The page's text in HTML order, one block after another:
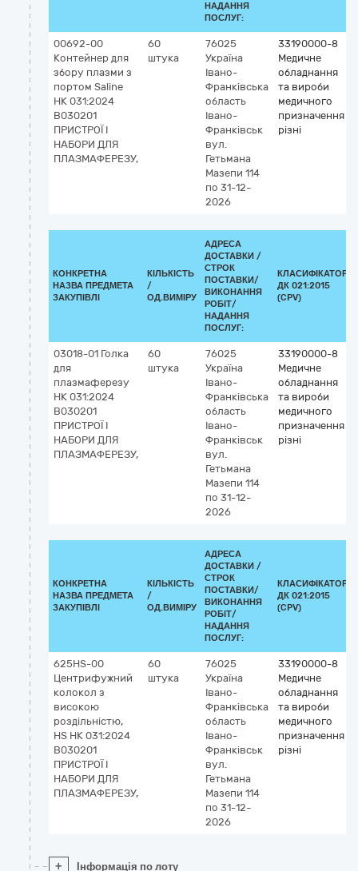
НАДАННЯ
ПОСЛУГ:
00692-00
Контейнер для
збору плазми з
портом Saline
НК 031:2024
B030201
ПРИСТРОЇ І
НАБОРИ ДЛЯ
ПЛАЗМАФЕРЕЗУ,
60
штука
76025
Україна
Івано-
Франківська
область
Івано-
Франківськ
вул.
Гетьмана
Мазепи 114
по 31-12-
2026
33190000-8
Медичне
обладнання
та вироби
медичного
призначення
різні
КОНКРЕТНА
НАЗВА ПРЕДМЕТА
ЗАКУПІВЛІ
КІЛЬКІСТЬ
/
ОД.ВИМІРУ
АДРЕСА
ДОСТАВКИ /
СТРОК
ПОСТАВКИ/
ВИКОНАННЯ
РОБІТ/
НАДАННЯ
ПОСЛУГ:
КЛАСИФІКАТОР
ДК 021:2015
(CPV)
03018-01 Голка
для
плазмаферезу
НК 031:2024
B030201
ПРИСТРОЇ І
НАБОРИ ДЛЯ
ПЛАЗМАФЕРЕЗУ,
60
штука
76025
Україна
Івано-
Франківська
область
Івано-
Франківськ
вул.
Гетьмана
Мазепи 114
по 31-12-
2026
33190000-8
Медичне
обладнання
та вироби
медичного
призначення
різні
КОНКРЕТНА
НАЗВА ПРЕДМЕТА
ЗАКУПІВЛІ
КІЛЬКІСТЬ
/
ОД.ВИМІРУ
АДРЕСА
ДОСТАВКИ /
СТРОК
ПОСТАВКИ/
ВИКОНАННЯ
РОБІТ/
НАДАННЯ
ПОСЛУГ:
КЛАСИФІКАТОР
ДК 021:2015
(CPV)
625HS-00
Центрифужний
колокол з
високою
роздільністю,
HS НК 031:2024
B030201
ПРИСТРОЇ І
НАБОРИ ДЛЯ
ПЛАЗМАФЕРЕЗУ,
60
штука
76025
Україна
Івано-
Франківська
область
Івано-
Франківськ
вул.
Гетьмана
Мазепи 114
по 31-12-
2026
33190000-8
Медичне
обладнання
та вироби
медичного
призначення
різні
+ Інформація по лоту